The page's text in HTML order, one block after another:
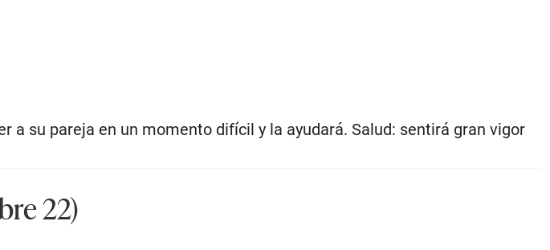
a su pareja en un momento difícil y la ayudará. Salud: sentirá gran vigor
22)